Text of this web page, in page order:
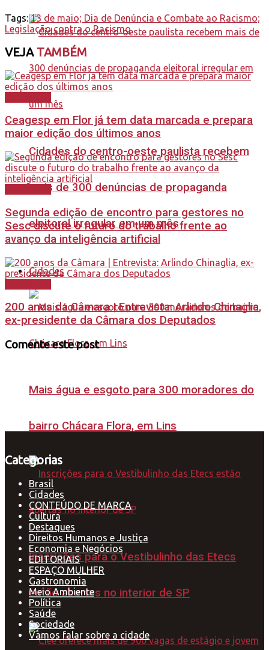
Cidades do centro-oeste paulista recebem
mais de 300 denúncias de propaganda
eleitoral irregular em um mês
Cidades
Mais água e esgoto para 300 moradores do
bairro Chácara Flora, em Lins
Inscrições para o Vestibulinho das Etecs
estão abertas no interior de SP
Tags: 13 de maio; Dia de Denúncia e Combate ao Racismo;
Legislação contra o Racismo
VEJATAMBÉM
Ceagesp em Flor já tem data marcada e prepara
maior edição dos últimos anos
Segunda edição de encontro para gestores no
Sesc discute o futuro do trabalho frente ao
avanço da inteligência artificial
200 anos da Câmara | Entrevista: Arlindo Chinaglia,
ex-presidente da Câmara dos Deputados
Comente este post
Categorias
Brasil
Cidades
CONTEÚDO DE MARCA
Cultura
Destaques
Direitos Humanos e Justiça
Economia e Negócios
EDITORIAIS
ESPAÇO MULHER
Gastronomia
Meio Ambiente
Política
Saúde
Sociedade
Vamos falar sobre a cidade